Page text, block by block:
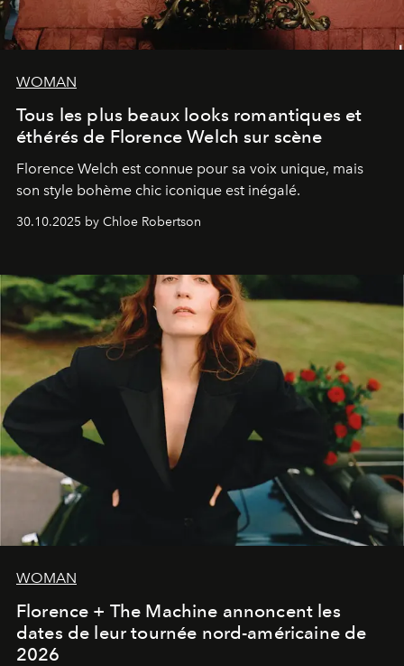
WOMAN
Tous les plus beaux looks romantiques et
éthérés de Florence Welch sur scène
Florence Welch est connue pour sa voix unique, mais
son style bohème chic iconique est inégalé.
30.10.2025 by Chloe Robertson
WOMAN
Florence + The Machine annoncent les
dates de leur tournée nord-américaine de
2026